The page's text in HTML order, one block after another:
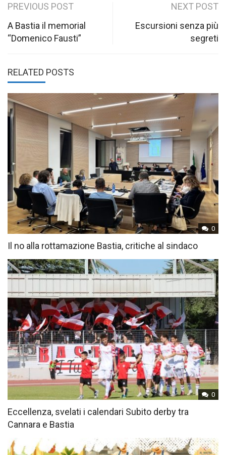
Post
navigation
PREVIOUS POST
A Bastia il memorial
“Domenico Fausti”
NEXT POST
Escursioni senza più
segreti
RELATED POSTS
0
Il no alla rottamazione Bastia, critiche al sindaco
0
Eccellenza, svelati i calendari Subito derby tra
Cannara e Bastia